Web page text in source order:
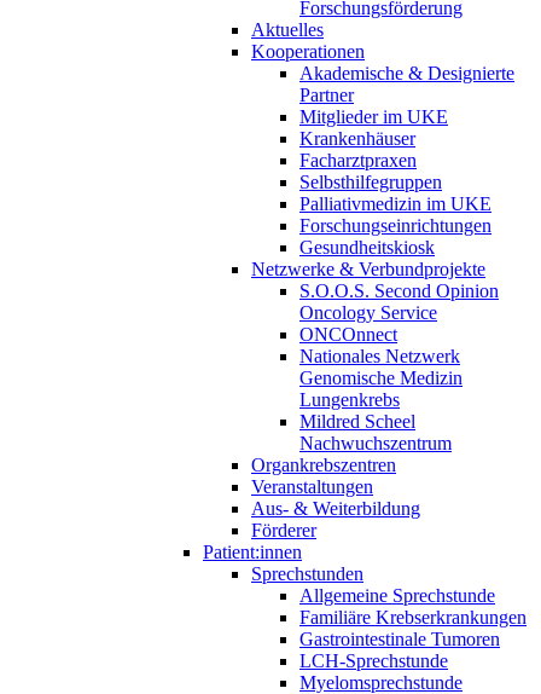
Forschungsförderung
Aktuelles
Kooperationen
Akademische & Designierte
Partner
Mitglieder im UKE
Krankenhäuser
Facharztpraxen
Selbsthilfegruppen
Palliativmedizin im UKE
Forschungseinrichtungen
Gesundheitskiosk
Netzwerke & Verbundprojekte
S.O.O.S. Second Opinion
Oncology Service
ONCOnnect
Nationales Netzwerk
Genomische Medizin
Lungenkrebs
Mildred Scheel
Nachwuchszentrum
Organkrebszentren
Veranstaltungen
Aus- & Weiterbildung
Förderer
Patient:innen
Sprechstunden
Allgemeine Sprechstunde
Familiäre Krebserkrankungen
Gastrointestinale Tumoren
LCH-Sprechstunde
Myelomsprechstunde